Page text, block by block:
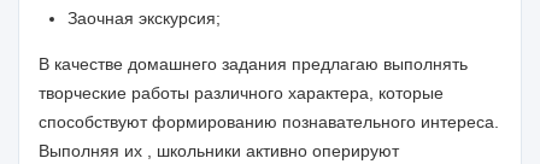
Заочная экскурсия;
В качестве домашнего задания предлагаю выполнять
творческие работы различного характера, которые
способствуют формированию познавательного интереса.
Выполняя их , школьники активно оперируют